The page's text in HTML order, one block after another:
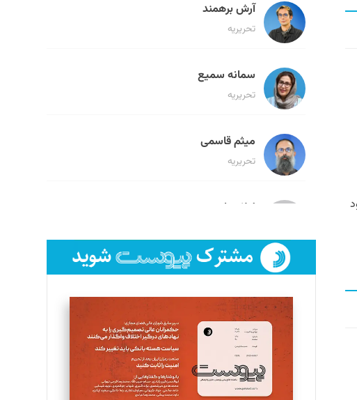
آرش برهمند
تحریریه
سمانه سمیع
تحریریه
میثم قاسمی
تحریریه
لیلا حنارود
فائزه فتحی رستمی
تحریریه
سروش کرمیان
تحریریه